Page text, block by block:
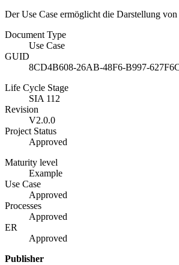
Der Use Case ermöglicht die Darstellung
Document Type
Use Case
GUID
8CD4B608-26AB-48F6-B997-
Life Cycle Stage
SIA 112
Revision
V2.0.0
Project Status
Approved
Maturity level
Example
Use Case
Approved
Processes
Approved
ER
Approved
Publisher